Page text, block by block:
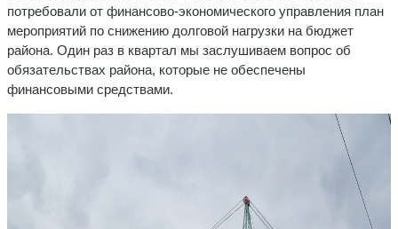
потребовали от финансово-экономического управления план
мероприятий по снижению долговой нагрузки на бюджет
района. Один раз в квартал мы заслушиваем вопрос об
обязательствах района, которые не обеспечены
финансовыми средствами.